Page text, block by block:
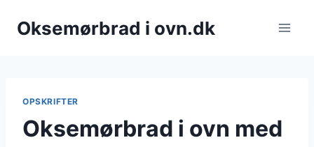
Oksemørbrad i ovn.dk
OPSKRIFTER
Oksemørbrad i ovn med